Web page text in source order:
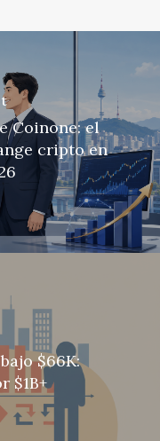
Coinone: el
cripto en
$66K:
$1B+